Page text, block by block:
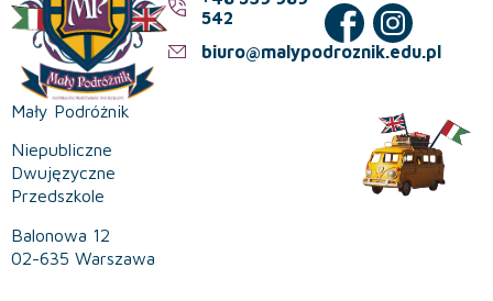
Mały Podróżnik
Niepubliczne
Dwujęzyczne
Przedszkole
Balonowa 12
02-635 Warszawa
542
biuro@malypodroznik.edu.pl